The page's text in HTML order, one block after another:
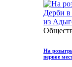
На
первое